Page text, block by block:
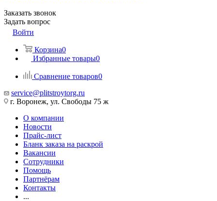
Заказать звонок
Задать вопрос
Войти
Корзина0
Избранные товары0
Сравнение товаров0
service@plitstroytorg.ru
г. Воронеж, ул. Свободы 75 ж
О компании
Новости
Прайс-лист
Бланк заказа на раскрой
Вакансии
Сотрудники
Помощь
Партнёрам
Контакты
...